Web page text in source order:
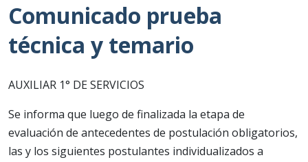
Comunicado prueba
técnica y temario
AUXILIAR 1° DE SERVICIOS
Se informa que luego de finalizada la etapa de
evaluación de antecedentes de postulación obligatorios,
las y los siguientes postulantes individualizados a